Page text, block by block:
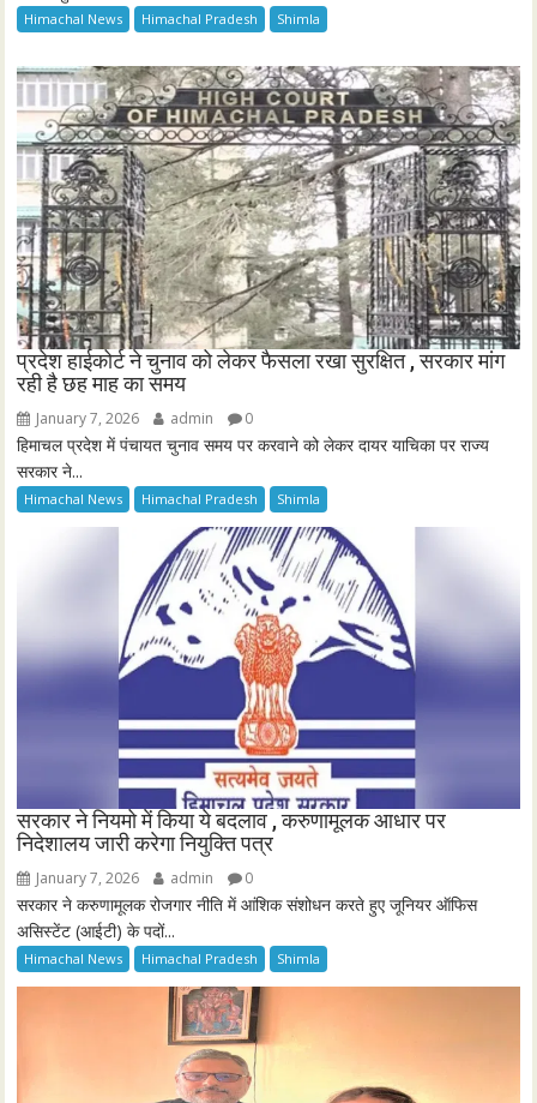
Himachal News Himachal Pradesh Shimla
प्रदेश हाईकोर्ट ने चुनाव को लेकर फैसला रखा सुरक्षित , सरकार मांग
रही है छह माह का समय
January 7, 2026 admin 0
हिमाचल प्रदेश में पंचायत चुनाव समय पर करवाने को लेकर दायर याचिका पर राज्य
सरकार ने...
Himachal News Himachal Pradesh Shimla
सरकार ने नियमो में किया ये बदलाव , करुणामूलक आधार पर
निदेशालय जारी करेगा नियुक्ति पत्र
January 7, 2026 admin 0
सरकार ने करुणामूलक रोजगार नीति में आंशिक संशोधन करते हुए जूनियर ऑफिस
असिस्टेंट (आईटी) के पदों...
Himachal News Himachal Pradesh Shimla